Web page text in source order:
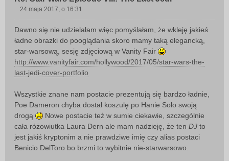
s
t
24 maja 2017, o 16:31
Dawno się nie udzielałam więc pomyślałam, że wkleję jakieś
ładne obrazki do pooglądania skoro mamy taką elegancką,
star-warsową, sesję zdjęciową w Vanity Fair
http://www.vanityfair.com/hollywood/2017/05/star-wars-the-
last-jedi-cover-portfolio
Wszystkie znane nam postacie prezentują się bardzo ładnie,
Poe Dameron chyba dostał koszulę po Hanie Solo swoją
drogą
Nowe postacie też w sumie ciekawie, szczególnie
cała różowiutka Laura Dern ale mam nadzieję, że ten DJ to
jest jakiś kryptonim a nie prawdziwe imię czy alias postaci
Benicio DelToro bo brzmi to wybitnie nie-starwarsowo.